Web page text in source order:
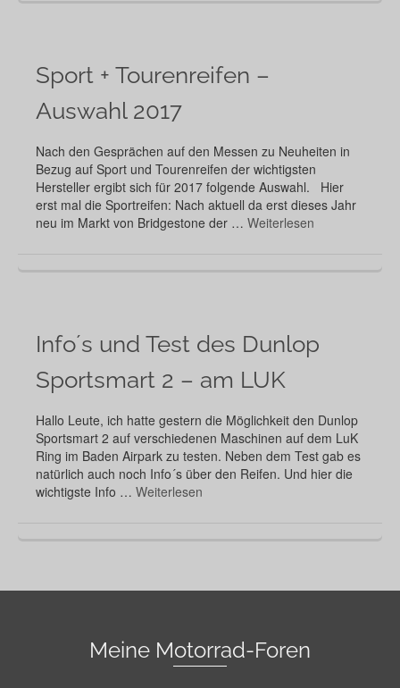
Sport + Tourenreifen –
Auswahl 2017
Nach den Gesprächen auf den Messen zu Neuheiten in
Bezug auf Sport und Tourenreifen der wichtigsten
Hersteller ergibt sich für 2017 folgende Auswahl. Hier
erst mal die Sportreifen: Nach aktuell da erst dieses Jahr
neu im Markt von Bridgestone der … Weiterlesen
Info´s und Test des Dunlop
Sportsmart 2 – am LUK
Hallo Leute, ich hatte gestern die Möglichkeit den Dunlop
Sportsmart 2 auf verschiedenen Maschinen auf dem LuK
Ring im Baden Airpark zu testen. Neben dem Test gab es
natürlich auch noch Info´s über den Reifen. Und hier die
wichtigste Info … Weiterlesen
Meine Motorrad-Foren